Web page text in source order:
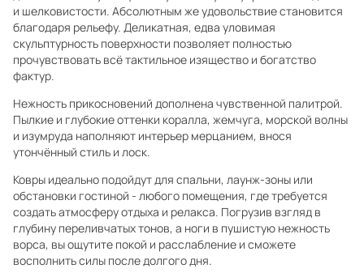
и шелковистости. Абсолютным же удовольствие становится
благодаря рельефу. Деликатная, едва уловимая
скульптурность поверхности позволяет полностью
прочувствовать всё тактильное изящество и богатство
фактур.
Нежность прикосновений дополнена чувственной палитрой.
Пылкие и глубокие оттенки коралла, жемчуга, морской волны
и изумруда наполняют интерьер мерцанием, внося
утончённый стиль и лоск.
Ковры идеально подойдут для спальни, лаунж-зоны или
обстановки гостиной - любого помещения, где требуется
создать атмосферу отдыха и релакса. Погрузив взгляд в
глубину переливчатых тонов, а ноги в пушистую нежность
ворса, вы ощутите покой и расслабление и сможете
восполнить силы после долгого дня.